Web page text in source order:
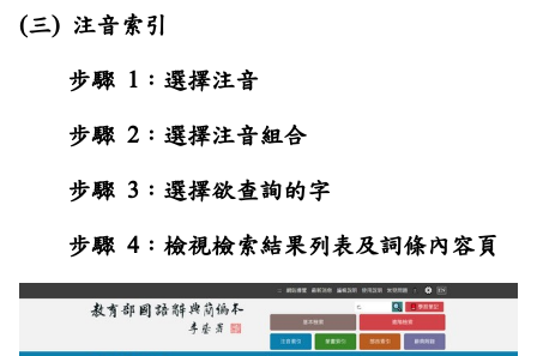
(三) 注音索引
步驟 1：選擇注音
步驟 2：選擇注音組合
步驟 3：選擇欲查詢的字
步驟 4：檢視檢索結果列表及詞條內容頁